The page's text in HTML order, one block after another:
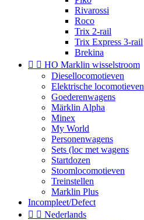
Rivarossi
Roco
Trix 2-rail
Trix Express 3-rail
Brekina
  HO Marklin wisselstroom
Diesellocomotieven
Elektrische locomotieven
Goederenwagens
Märklin Alpha
Minex
My World
Personenwagens
Sets (loc met wagens
Startdozen
Stoomlocomotieven
Treinstellen
Marklin Plus
Incompleet/Defect
  Nederlands